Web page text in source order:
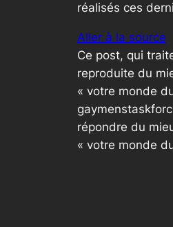
réalisés ces
Aller à la source
Ce post, qui
reproduite du
« votre monde
répondre du
« votre monde